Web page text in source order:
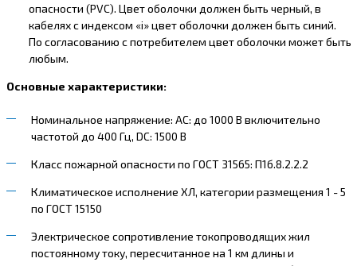
опасности (PVC). Цвет оболочки должен быть черный, в
кабелях с индексом «i» цвет оболочки должен быть синий.
По согласованию с потребителем цвет оболочки может быть
любым.
Основные характеристики:
Номинальное напряжение: AC: до 1000 В включительно
частотой до 400 Гц, DC: 1500 В
Класс пожарной опасности по ГОСТ 31565: П1б.8.2.2.2
Климатическое исполнение ХЛ, категории размещения 1 - 5
по ГОСТ 15150
Электрическое сопротивление токопроводящих жил
постоянному току, пересчитанное на 1 км длины и